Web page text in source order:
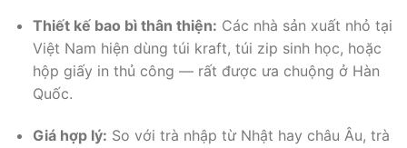
Thiết kế bao bì thân thiện: Các nhà sản xuất nhỏ tại
Việt Nam hiện dùng túi kraft, túi zip sinh học, hoặc
hộp giấy in thủ công — rất được ưa chuộng ở Hàn
Quốc.
Giá hợp lý: So với trà nhập từ Nhật hay châu Âu, trà